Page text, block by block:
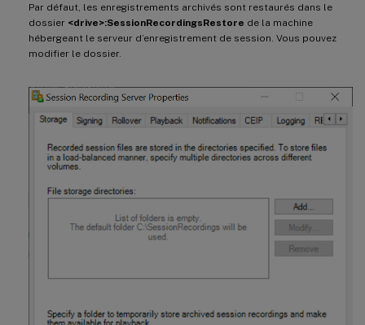
Par défaut, les enregistrements archivés sont restaurés dans le
dossier <drive>:SessionRecordingsRestore de la machine
hébergeant le serveur d’enregistrement de session. Vous pouvez
modifier le dossier.